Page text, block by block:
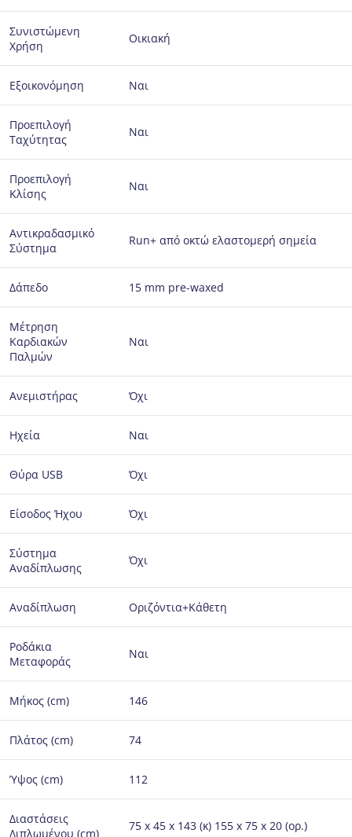
Συνιστώμενη
Χρήση
Οικιακή
Εξοικονόμηση Ναι
Προεπιλογή
Ταχύτητας
Ναι
Προεπιλογή
Κλίσης
Ναι
Αντικραδασμικό
Σύστημα
Run+ από οκτώ ελαστομερή σημεία
Δάπεδο 15 mm pre-waxed
Μέτρηση
Καρδιακών
Παλμών
Ναι
Ανεμιστήρας Όχι
Ηχεία Ναι
Θύρα USB Όχι
Είσοδος Ήχου Όχι
Σύστημα
Αναδίπλωσης
Όχι
Αναδίπλωση Οριζόντια+Κάθετη
Ροδάκια
Μεταφοράς
Ναι
Μήκος (cm) 146
Πλάτος (cm) 74
Ύψος (cm) 112
Διαστάσεις
Διπλωμένου (cm)
75 x 45 x 143 (κ) 155 x 75 x 20 (ορ.)